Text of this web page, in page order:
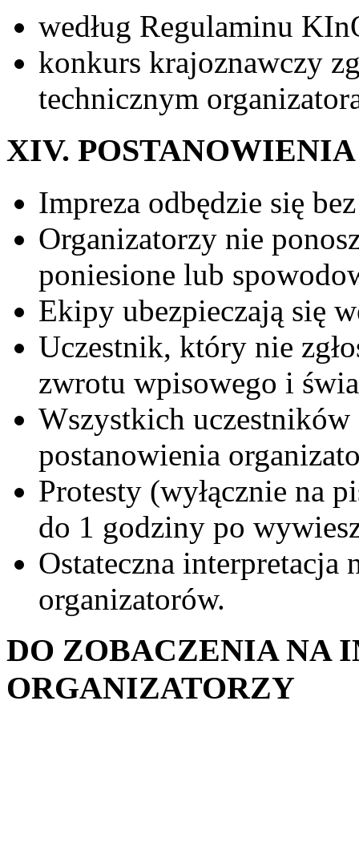
według Regulaminu
konkurs krajoznawczy
technicznym
XIV.
Impreza odbędzie się
Organizatorzy nie
poniesione lub
Ekipy ubezpieczają się
Uczestnik, który nie
zwrotu wpisowego i
Wszystkich
postanowienia
Protesty (wyłącznie na
do 1 godziny po
Ostateczna
organizatorów.
DO ZOBACZENIA NA
ORGANIZATORZY